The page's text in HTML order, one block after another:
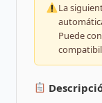
La
Puede